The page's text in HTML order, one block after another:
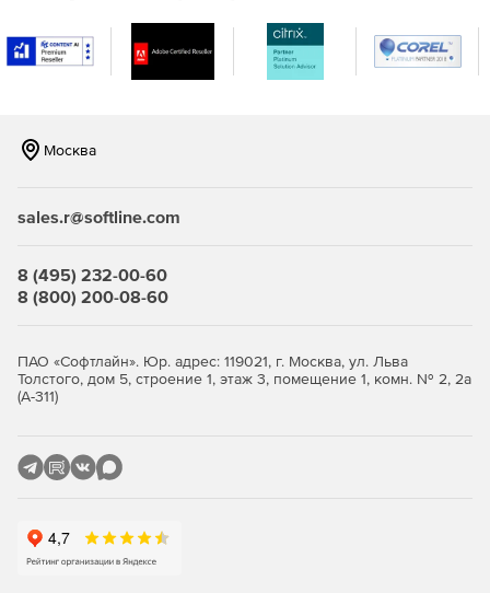
Возможность создавать оповещения в режиме
реального времени, когда в сети встречаются IP-
адреса и URL-адреса, занесенные в черный список в
глобальном масштабе и распознанные по каналам на
Повышение безопасности и обеспечение
Эффективный мониторинг, отчетность и аудит
Москва
sales.r@softline.com
8 (495) 232-00-60
8 (800) 200-08-60
ПАО «Софтлайн». Юр. адрес: 119021, г. Москва, ул. Льва
Толстого, дом 5, строение 1, этаж 3, помещение 1, комн. № 2, 2а
(А-311)